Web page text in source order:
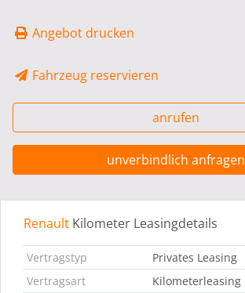
Angebot drucken
Fahrzeug reservieren
anrufen
unverbindlich anfragen
Leasingdetails Fahrzeugdetails
Renault Kilometer Leasingdetails
Vertragstyp
Privates Leasing
Vertragsart
Kilometerleasing